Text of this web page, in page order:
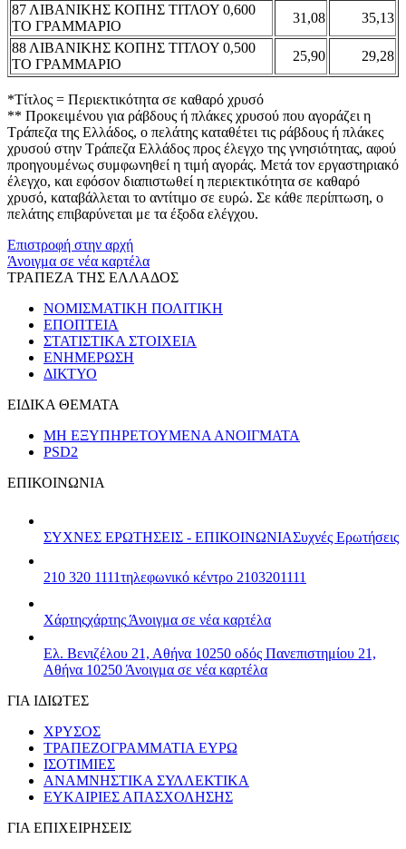
87 ΛΙΒΑΝΙΚΗΣ ΚΟΠΗΣ ΤΙΤΛΟΥ 0,600
ΤΟ ΓΡΑΜΜΑΡΙΟ
31,08
35,13
88 ΛΙΒΑΝΙΚΗΣ ΚΟΠΗΣ ΤΙΤΛΟΥ 0,500
ΤΟ ΓΡΑΜΜΑΡΙΟ
25,90 29,28
*Τίτλος = Περιεκτικότητα σε καθαρό χρυσό
** Προκειμένου για ράβδους ή πλάκες χρυσού που αγοράζει η
Τράπεζα της Ελλάδος, ο πελάτης καταθέτει τις ράβδους ή πλάκες
χρυσού στην Τράπεζα Ελλάδος προς έλεγχο της γνησιότητας, αφού
προηγουμένως συμφωνηθεί η τιμή αγοράς. Μετά τον εργαστηριακό
έλεγχο, και εφόσον διαπιστωθεί η περιεκτικότητα σε καθαρό
χρυσό, καταβάλλεται το αντίτιμο σε ευρώ. Σε κάθε περίπτωση, ο
πελάτης επιβαρύνεται με τα έξοδα ελέγχου.
Επιστροφή στην αρχή
Άνοιγμα σε νέα καρτέλα
ΤΡΑΠΕΖΑ ΤΗΣ ΕΛΛΑΔΟΣ
ΝΟΜΙΣΜΑΤΙΚΗ ΠΟΛΙΤΙΚΗ
ΕΠΟΠΤΕΙΑ
ΣΤΑΤΙΣΤΙΚΑ ΣΤΟΙΧΕΙΑ
ΕΝΗΜΕΡΩΣΗ
ΔΙΚΤΥΟ
ΕΙΔΙΚΑ ΘΕΜΑΤΑ
ΜΗ ΕΞΥΠΗΡΕΤΟΥΜΕΝΑ ΑΝΟΙΓΜΑΤΑ
PSD2
ΕΠΙΚΟΙΝΩΝΙΑ
ΣΥΧΝΕΣ ΕΡΩΤΗΣΕΙΣ - ΕΠΙΚΟΙΝΩΝΙΑΣυχνές Ερωτήσεις
210 320 1111τηλεφωνικό κέντρο 2103201111
Χάρτηςχάρτης Άνοιγμα σε νέα καρτέλα
Ελ. Βενιζέλου 21, Αθήνα 10250 οδός Πανεπιστημίου 21,
Αθήνα 10250 Άνοιγμα σε νέα καρτέλα
ΓΙΑ ΙΔΙΩΤΕΣ
ΧΡΥΣΟΣ
ΤΡΑΠΕΖΟΓΡΑΜΜΑΤΙΑ ΕΥΡΩ
ΙΣΟΤΙΜΙΕΣ
ΑΝΑΜΝΗΣΤΙΚΑ ΣΥΛΛΕΚΤΙΚΑ
ΕΥΚΑΙΡΙΕΣ ΑΠΑΣΧΟΛΗΣΗΣ
ΓΙΑ ΕΠΙΧΕΙΡΗΣΕΙΣ